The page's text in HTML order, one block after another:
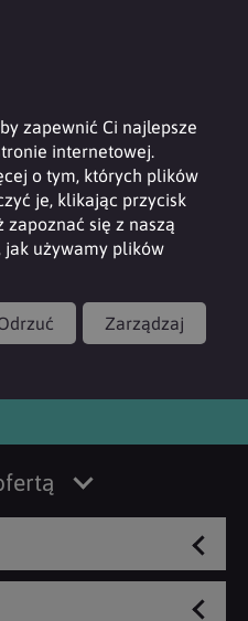
zapewnić Ci najlepsze
internetowej.
o tym, których plików
je, klikając przycisk
zapoznać się z naszą
jak używamy plików
Zarządzaj